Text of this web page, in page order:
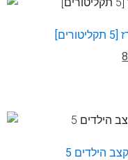
הילדים 5